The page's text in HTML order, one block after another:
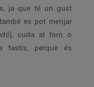
ja que té un gust
es pot menjar
), cuita al forn o
tastis, perquè és